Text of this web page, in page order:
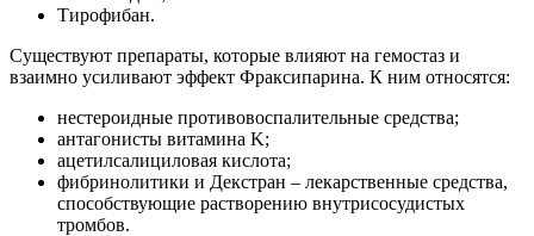
Тирофибан.
Существуют препараты, которые влияют на гемостаз и
взаимно усиливают эффект Фраксипарина. К ним относятся:
нестероидные противовоспалительные средства;
антагонисты витамина K;
ацетилсалициловая кислота;
фибринолитики и Декстран – лекарственные средства,
способствующие растворению внутрисосудистых
тромбов.